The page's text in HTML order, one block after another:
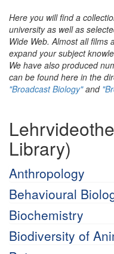
Here you will find a
university as well as
Wide Web. Almost all films
expand your subject
We have also produced
can be found here in the
"Broadcast Biology"and
Library)
Anthropology
Behavioural
Biochemistry
Biodiversity of